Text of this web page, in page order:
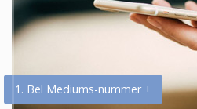
1. Bel Mediums-nummer +